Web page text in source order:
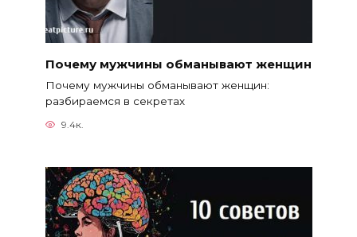
Почему мужчины обманывают женщин
Почему мужчины обманывают женщин:
разбираемся в секретах
9.4к.